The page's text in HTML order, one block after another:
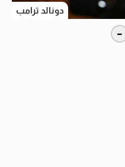
دونالد ترامب
-